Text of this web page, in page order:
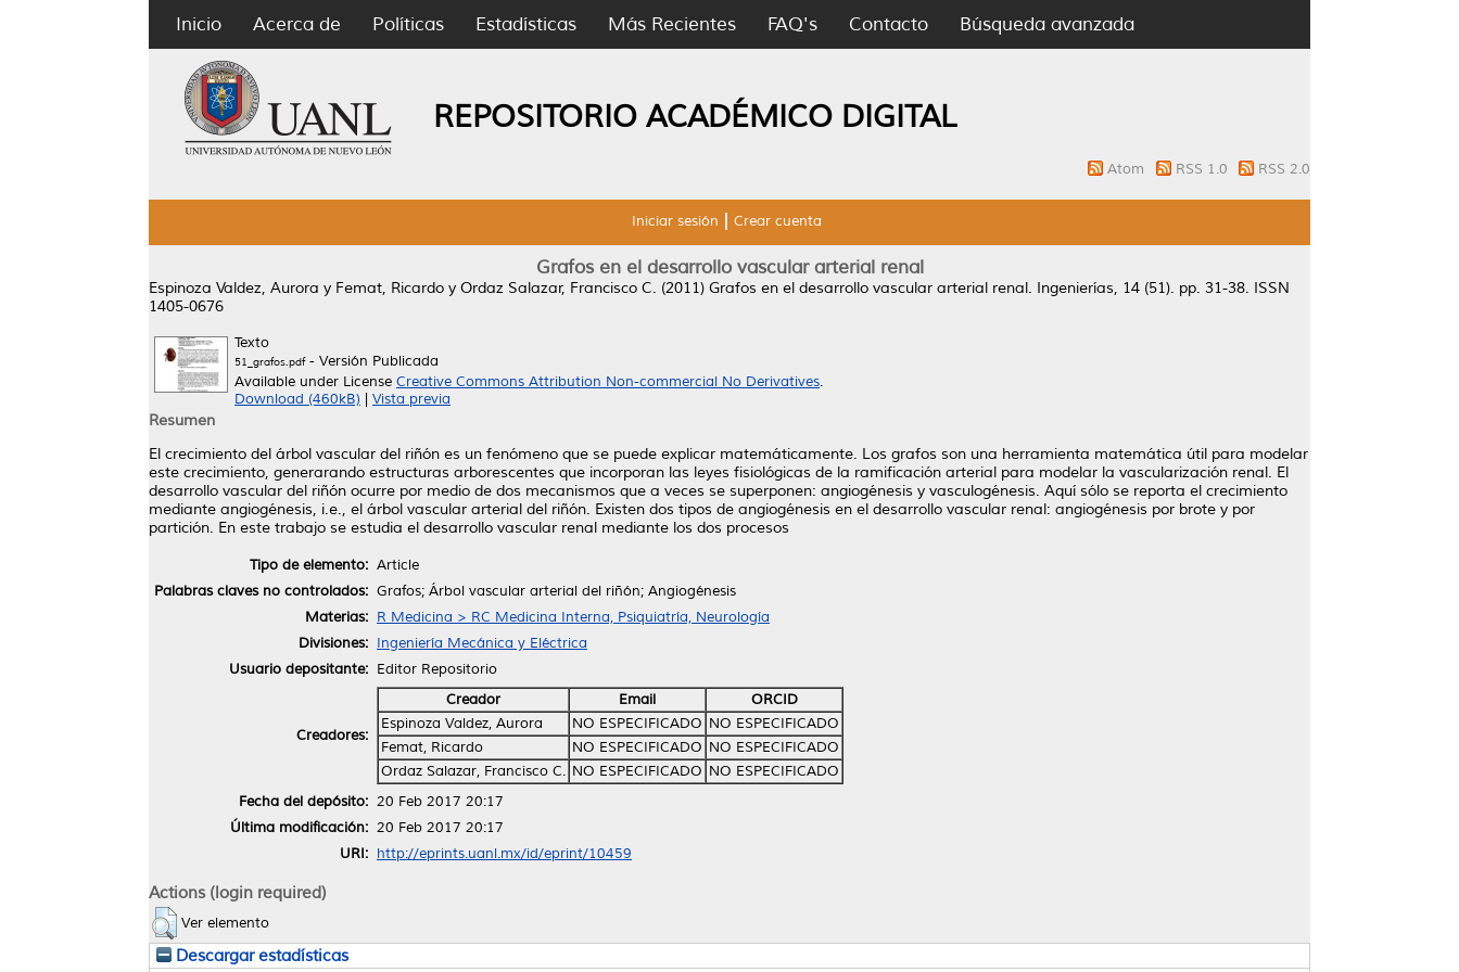
Inicio Acerca de Políticas Estadísticas Más Recientes FAQ's Contacto Búsqueda avanzada
REPOSITORIO ACADÉMICO DIGITAL
Atom RSS 1.0 RSS 2.0
Iniciar sesión Crear cuenta
Grafos en el desarrollo vascular arterial renal
Espinoza Valdez, Aurora y Femat, Ricardo y Ordaz Salazar, Francisco C. (2011) Grafos en el desarrollo vascular arterial renal. Ingenierías, 14 (51). pp. 31-38. ISSN
1405-0676
Texto
51_grafos.pdf- Versión Publicada
Available under License Creative Commons Attribution Non-commercial No Derivatives.
Download (460kB)
Vista previa
Resumen
El crecimiento del árbol vascular del riñón es un fenómeno que se puede explicar matemáticamente. Los grafos son una herramienta matemática útil para modelar
este crecimiento, generarando estructuras arborescentes que incorporan las leyes fisiológicas de la ramificación arterial para modelar la vascularización renal. El
desarrollo vascular del riñón ocurre por medio de dos mecanismos que a veces se superponen: angiogénesis y vasculogénesis. Aquí sólo se reporta el crecimiento
mediante angiogénesis, i.e., el árbol vascular arterial del riñón. Existen dos tipos de angiogénesis en el desarrollo vascular renal: angiogénesis por brote y por
partición. En este trabajo se estudia el desarrollo vascular renal mediante los dos procesos
Tipo de elemento: Article
Palabras claves no controlados: Grafos; Árbol vascular arterial del riñón; Angiogénesis
Materias: R Medicina > RC Medicina Interna, Psiquiatría, Neurología
Divisiones: Ingeniería Mecánica y Eléctrica
Usuario depositante: Editor Repositorio
Creadores:
Creador Email
ORCID
Espinoza Valdez, Aurora
NO ESPECIFICADO NO ESPECIFICADO
Femat, Ricardo
NO ESPECIFICADO NO ESPECIFICADO
Ordaz Salazar, Francisco C. NO ESPECIFICADO NO ESPECIFICADO
Fecha del depósito: 20 Feb 2017 20:17
Última modificación: 20 Feb 2017 20:17
URI: http://eprints.uanl.mx/id/eprint/10459
Actions (login required)
Ver elemento
Descargar estadísticas